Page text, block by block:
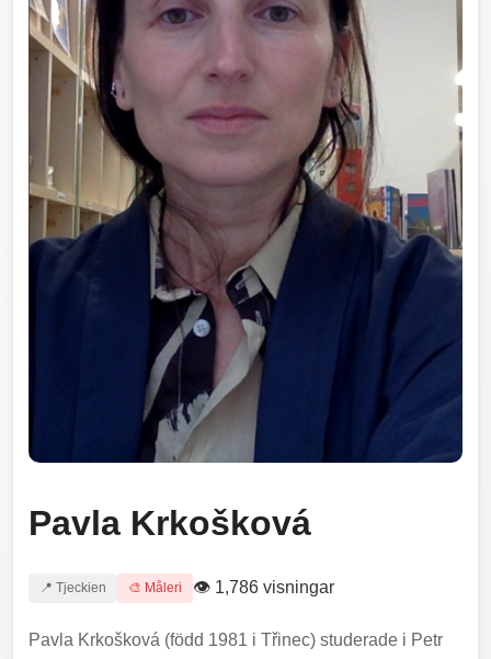
Pavla Krkošková
📍 Tjeckien 🎨 Måleri 👁 1,786 visningar
Pavla Krkošková (född 1981 i Třinec) studerade i Petr